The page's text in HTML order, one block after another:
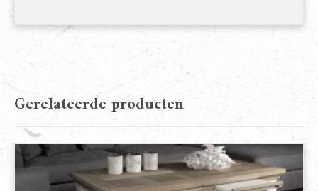
Gerelateerde producten